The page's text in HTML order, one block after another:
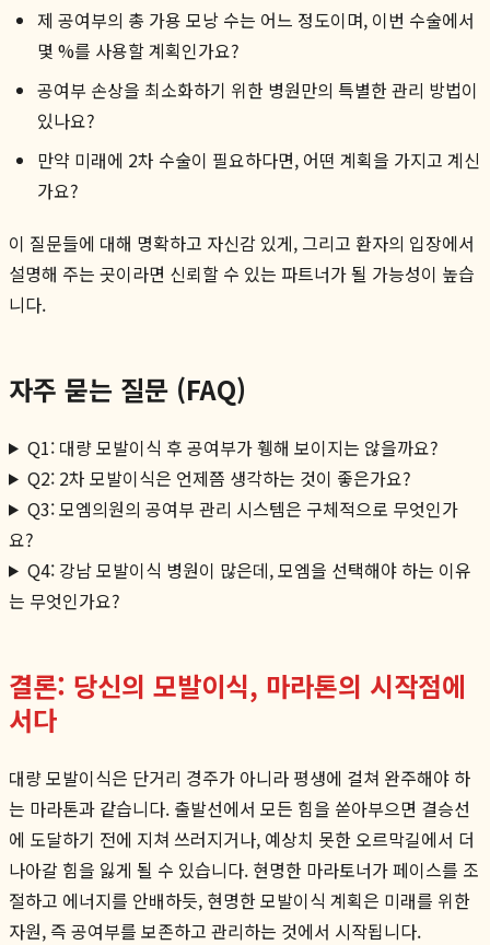
제 공여부의 총 가용 모낭 수는 어느 정도이며, 이번 수술에서
몇 %를 사용할 계획인가요?
공여부 손상을 최소화하기 위한 병원만의 특별한 관리 방법이
있나요?
만약 미래에 2차 수술이 필요하다면, 어떤 계획을 가지고 계신
가요?
이 질문들에 대해 명확하고 자신감 있게, 그리고 환자의 입장에서
설명해 주는 곳이라면 신뢰할 수 있는 파트너가 될 가능성이 높습
니다.
자주 묻는 질문 (FAQ)
Q1: 대량 모발이식 후 공여부가 휑해 보이지는 않을까요?
Q2: 2차 모발이식은 언제쯤 생각하는 것이 좋은가요?
Q3: 모엠의원의 공여부 관리 시스템은 구체적으로 무엇인가
요?
Q4: 강남 모발이식 병원이 많은데, 모엠을 선택해야 하는 이유
는 무엇인가요?
결론: 당신의 모발이식, 마라톤의 시작점에
서다
대량 모발이식은 단거리 경주가 아니라 평생에 걸쳐 완주해야 하
는 마라톤과 같습니다. 출발선에서 모든 힘을 쏟아부으면 결승선
에 도달하기 전에 지쳐 쓰러지거나, 예상치 못한 오르막길에서 더
나아갈 힘을 잃게 될 수 있습니다. 현명한 마라토너가 페이스를 조
절하고 에너지를 안배하듯, 현명한 모발이식 계획은 미래를 위한
자원, 즉 공여부를 보존하고 관리하는 것에서 시작됩니다.